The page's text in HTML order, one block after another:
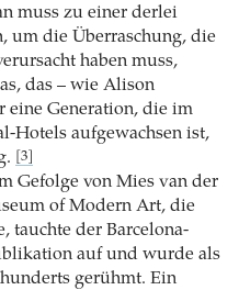
muss zu einer derlei
um die Überraschung, die
haben muss,
das – wie Alison
eine Generation, die im
Hotels aufgewachsen ist,
[3]
Gefolge von Mies van der
of Modern Art, die
tauchte der Barcelona-
auf und wurde als
gerühmt. Ein